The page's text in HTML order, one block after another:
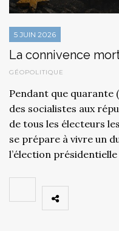
5 JUIN 2026
La connivence
GÉOPOLITIQUE
Pendant que quarante
des socialistes aux
de tous les électeurs
se prépare à vivre un
l’élection